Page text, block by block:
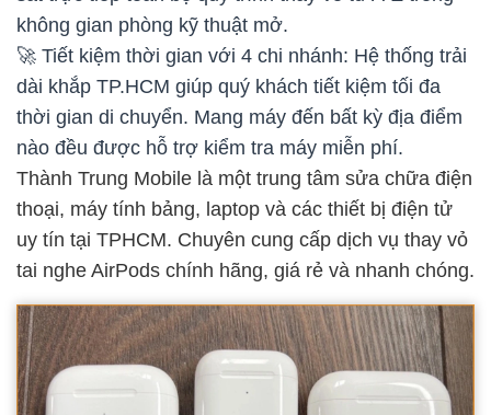
không gian phòng kỹ thuật mở.
🚀 Tiết kiệm thời gian với 4 chi nhánh: Hệ thống trải
dài khắp TP.HCM giúp quý khách tiết kiệm tối đa
thời gian di chuyển. Mang máy đến bất kỳ địa điểm
nào đều được hỗ trợ kiểm tra máy miễn phí.
Thành Trung Mobile là một trung tâm sửa chữa điện
thoại, máy tính bảng, laptop và các thiết bị điện tử
uy tín tại TPHCM. Chuyên cung cấp dịch vụ thay vỏ
tai nghe AirPods chính hãng, giá rẻ và nhanh chóng.